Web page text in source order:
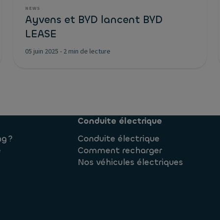
NEWS
Ayvens et BYD lancent BYD
LEASE
05 juin 2025 - 2 min de lecture
?
Conduite électrique
Conduite électrique
Comment recharger
Nos véhicules électriques